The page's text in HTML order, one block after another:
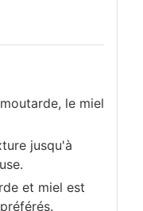
le miel
jusqu'à
et miel est